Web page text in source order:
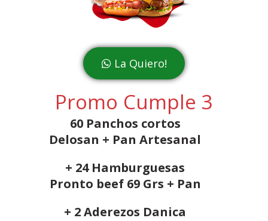
La Quiero!
Promo Cumple 3
60 Panchos cortos
Delosan + Pan Artesanal
+ 24 Hamburguesas
Pronto beef 69 Grs + Pan
+ 2 Aderezos Danica